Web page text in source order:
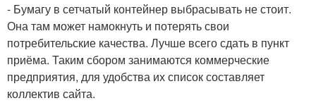
- Бумагу в сетчатый контейнер выбрасывать не стоит.
Она там может намокнуть и потерять свои
потребительские качества. Лучше всего сдать в пункт
приёма. Таким сбором занимаются коммерческие
предприятия, для удобства их список составляет
коллектив сайта.